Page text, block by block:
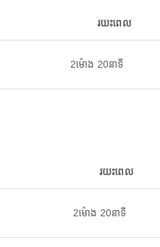
រយះពេល
2ម៉ោង 20នាទី
រយះពេល
2ម៉ោង 20នាទី